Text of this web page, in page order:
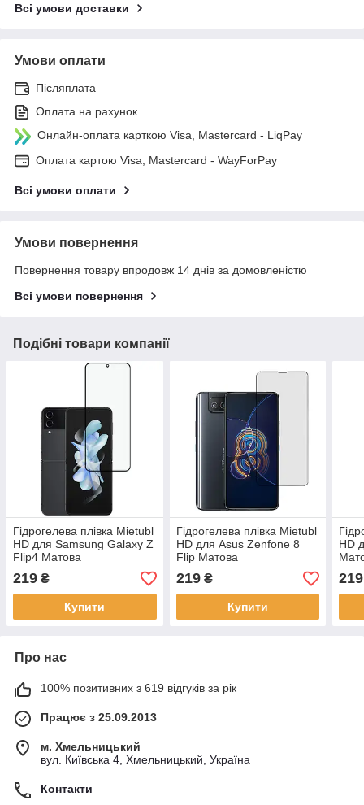
Всі умови доставки
Умови оплати
Післяплата
Оплата на рахунок
Онлайн-оплата карткою Visa, Mastercard - LiqPay
Оплата картою Visa, Mastercard - WayForPay
Всі умови оплати
Умови повернення
Повернення товару впродовж 14 днів за домовленістю
Всі умови повернення
Подібні товари компанії
Гідрогелева плівка Mietubl
HD для Samsung Galaxy Z
Flip4 Матова
219 ₴
Купити
Гідрогелева плівка Mietubl
HD для Asus Zenfone 8
Flip Матова
219₴
Купити
HD
219
Про нас
100% позитивних з 619 відгуків за рік
Працює з 25.09.2013
м. Хмельницький
вул. Київська 4, Хмельницький, Україна
Контакти